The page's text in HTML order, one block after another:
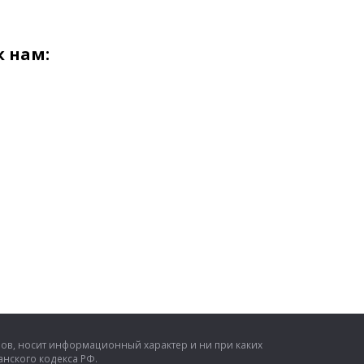
нам:
носит информационный характер и ни при каких
кодекса РФ.